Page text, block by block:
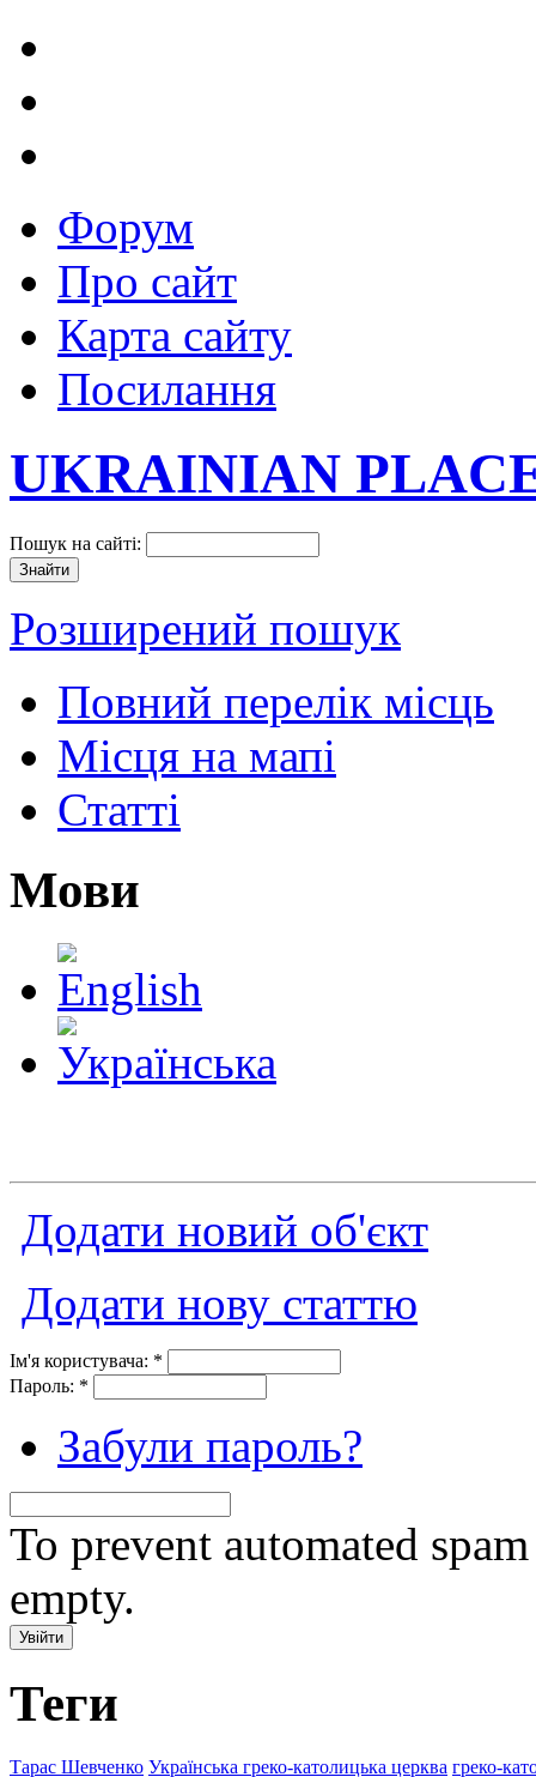
Форум
Про сайт
Карта сайту
Посилання
UKRAINIAN
Пошук на сайті:
Розширений пошук
Повний перелік місць
Місця на мапі
Статті
Мови
Додати новий об'єкт
Додати нову статтю
Ім'я користувача: *
Пароль: *
Забули пароль?
To prevent automated
empty.
Теги
Тарас Шевченко Українська греко-католицька церква греко-